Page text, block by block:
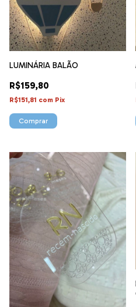
LUMINÁRIA BALÃO
R$159,80
R$151,81 com Pix